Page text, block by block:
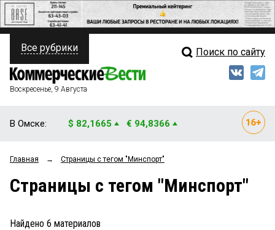
ПОЛИТИКА
ФИНАНСЫ
ОБЩЕСТВО
ЗАКОН
НОВОСТИ КОМПАНИЙ
Свежий выпуск
Мнения
Рейтинги
Все рубрики Поиск по сайту
Воскресенье, 9 Августа
В Омске: $ 82,1665 € 94,8366
Главная → Страницы c тегом "Минспорт"
Страницы c тегом "Минспорт"
Найдено 6 материалов